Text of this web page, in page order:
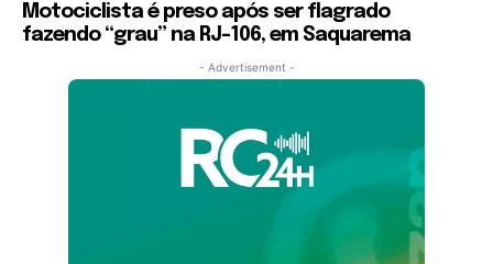
Motociclista é preso após ser flagrado
fazendo “grau” na RJ-106, em Saquarema
- Advertisement -